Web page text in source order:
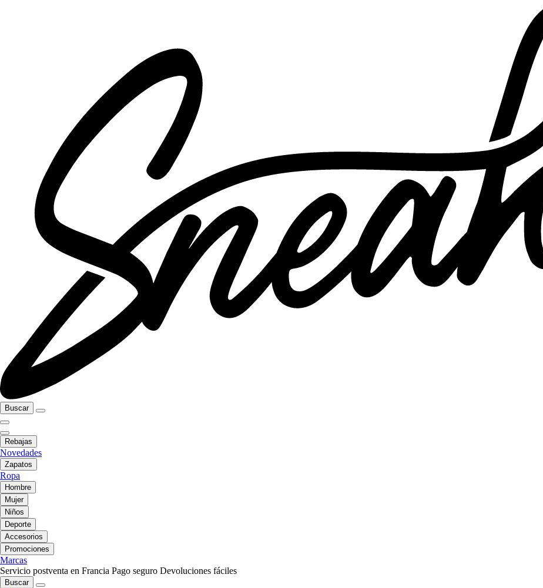
Buscar
Rebajas
Novedades
Zapatos
Ropa
Hombre
Mujer
Niños
Deporte
Accesorios
Promociones
Marcas
Servicio postventa en Francia Pago seguro Devoluciones fáciles
Buscar